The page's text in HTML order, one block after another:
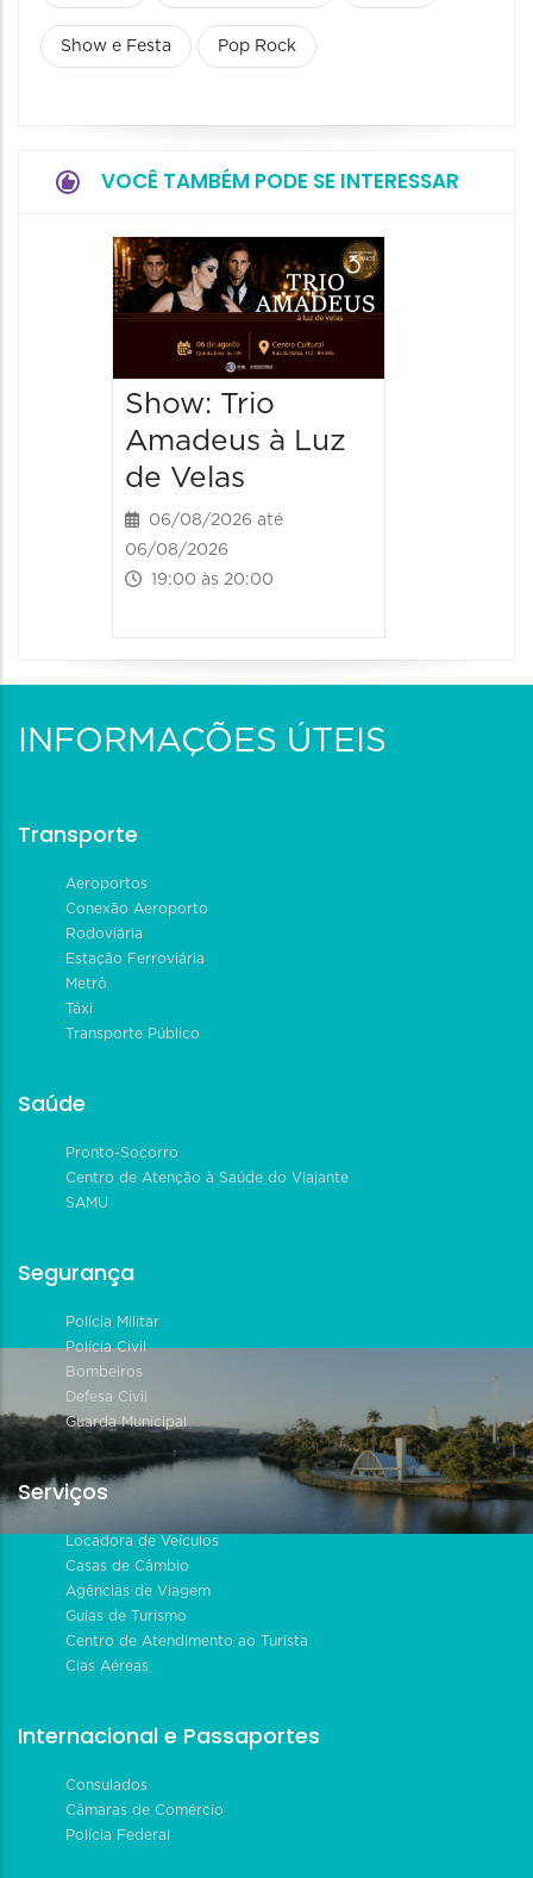
Show e Festa Pop Rock
VOCÊ TAMBÉM PODE SE INTERESSAR
Show: Trio
Amadeus à Luz
de Velas
06/08/2026 até
06/08/2026
19:00 às 20:00
INFORMAÇÕES ÚTEIS
Transporte
Aeroportos
Conexão Aeroporto
Rodoviária
Estação Ferroviária
Metrô
Táxi
Transporte Público
Saúde
Pronto-Socorro
Centro de Atenção à Saúde do Viajante
SAMU
Segurança
Polícia Militar
Polícia Civil
Bombeiros
Defesa Civil
Guarda Municipal
Serviços
Locadora de Veículos
Casas de Câmbio
Agências de Viagem
Guias de Turismo
Centro de Atendimento ao Turista
Cias Aéreas
Internacional e Passaportes
Consulados
Câmaras de Comércio
Polícia Federal